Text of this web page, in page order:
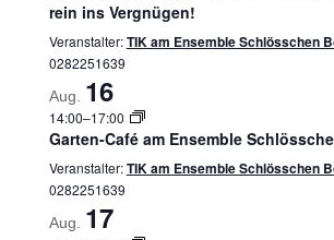
rein ins Vergnügen!
Veranstalter:TIK am Ensemble Schlösschen
0282251639
Aug. 16
14:00–17:00
Garten-Café am Ensemble
Veranstalter:TIK am Ensemble Schlösschen
0282251639
Aug. 17